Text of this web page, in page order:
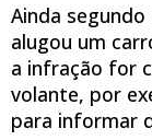
Ainda
alugou um
a infração for
volante, por
para informar